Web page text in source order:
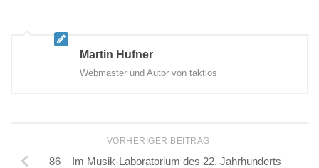
Martin Hufner
Webmaster und Autor von taktlos
VORHERIGER BEITRAG
86 – Im Musik-Laboratorium des 22. Jahrhunderts